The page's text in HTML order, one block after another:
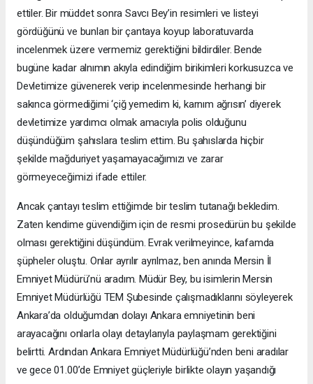
ettiler. Bir müddet sonra Savcı Bey’in resimleri ve listeyi
gördüğünü ve bunları bir çantaya koyup laboratuvarda
incelenmek üzere vermemiz gerektiğini bildirdiler. Bende
bugüne kadar alnımın akıyla edindiğim birikimleri korkusuzca ve
Devletimize güvenerek verip incelenmesinde herhangi bir
sakınca görmediğimi ‘çiğ yemedim ki, karnım ağrısın’ diyerek
devletimize yardımcı olmak amacıyla polis olduğunu
düşündüğüm şahıslara teslim ettim. Bu şahıslarda hiçbir
şekilde mağduriyet yaşamayacağımızı ve zarar
görmeyeceğimizi ifade ettiler.
Ancak çantayı teslim ettiğimde bir teslim tutanağı bekledim.
Zaten kendime güvendiğim için de resmi prosedürün bu şekilde
olması gerektiğini düşündüm. Evrak verilmeyince, kafamda
şüpheler oluştu. Onlar ayrılır ayrılmaz, ben anında Mersin İl
Emniyet Müdürü’nü aradım. Müdür Bey, bu isimlerin Mersin
Emniyet Müdürlüğü TEM Şubesinde çalışmadıklarını söyleyerek
Ankara’da olduğumdan dolayı Ankara emniyetinin beni
arayacağını onlarla olayı detaylarıyla paylaşmam gerektiğini
belirtti. Ardından Ankara Emniyet Müdürlüğü’nden beni aradılar
ve gece 01.00’de Emniyet güçleriyle birlikte olayın yaşandığı